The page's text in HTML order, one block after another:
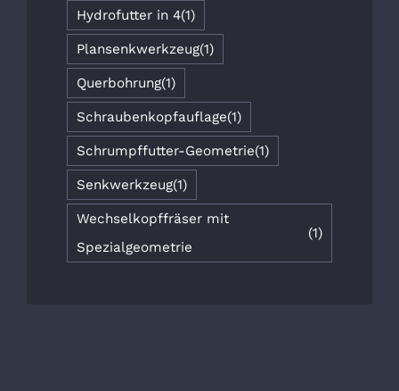
Hydrofutter in 4(1)
Plansenkwerkzeug(1)
Querbohrung(1)
Schraubenkopfauflage(1)
Schrumpffutter-Geometrie(1)
Senkwerkzeug(1)
Wechselkopffräser mit
Spezialgeometrie
(1)